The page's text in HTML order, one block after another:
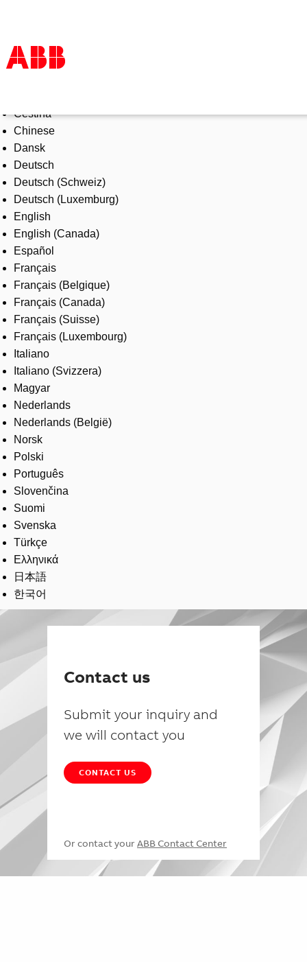
Products & Solutions
Industries
Services
About us
Where to buy
Contact us
Careers
Čeština
Chinese
Dansk
Deutsch
Deutsch (Schweiz)
Deutsch (Luxemburg)
English
English (Canada)
Español
Français
Français (Belgique)
Français (Canada)
Français (Suisse)
Français (Luxembourg)
Italiano
Italiano (Svizzera)
Magyar
Nederlands
Nederlands (België)
Norsk
Polski
Português
Slovenčina
Suomi
Svenska
Türkçe
Ελληνικά
日本語
한국어
Contact us
Submit your inquiry and
we will contact you
CONTACT US
Or contact your ABB Contact Center